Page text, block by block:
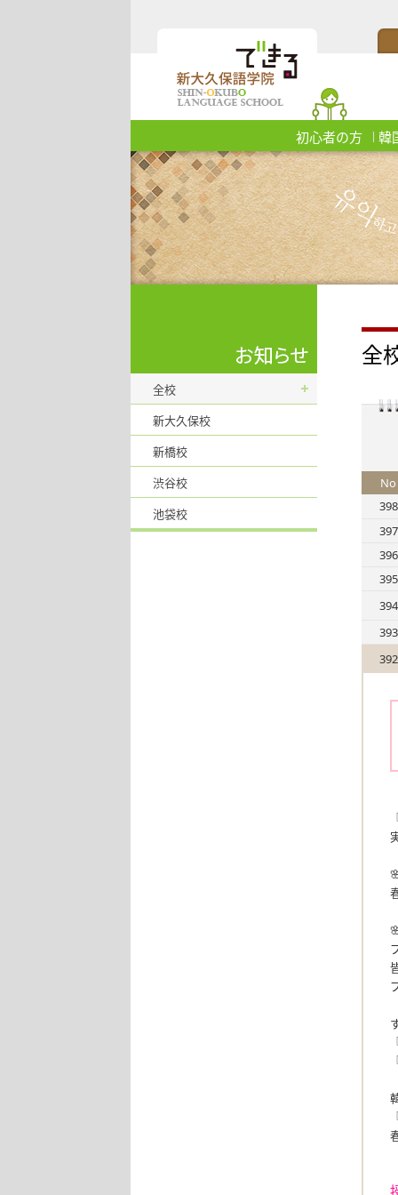
初心者の方 韓
全校
新大久保校
新橋校
渋谷校
池袋校
全
No
398
397
396
395
394
393
392